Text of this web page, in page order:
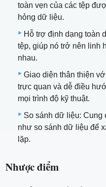
toàn vẹn của các tệp
hỏng dữ liệu.
Hỗ trợ định dạng toàn
tệp, giúp nó trở nên linh
nhau.
Giao diện thân thiện
trực quan và dễ điều
mọi trình độ kỹ thuật.
So sánh dữ liệu: Cung
như so sánh dữ liệu để
lặp.
Nhược điểm